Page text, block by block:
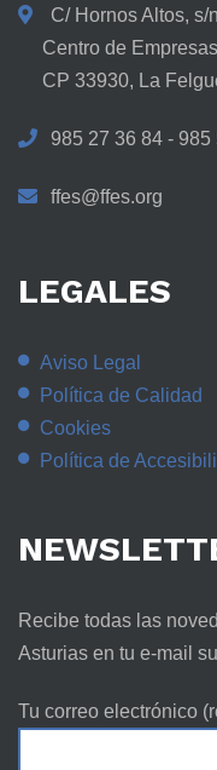
C/ Hornos Altos, s/
Centro de
CP 33930, La
985 27 36 84 - 985
ffes@ffes.org
LEGALES
Aviso Legal
Política de Calidad
Cookies
Política de
Recibe todas las
Asturias en tu e-mail
Tu correo electrónico